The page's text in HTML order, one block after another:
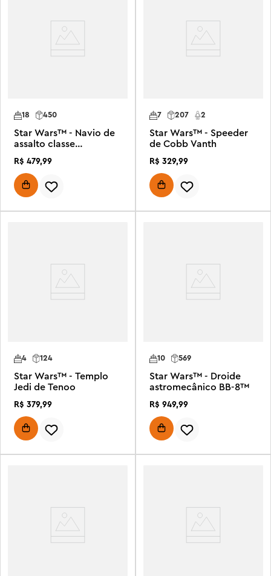
450
18
Star Wars™ - Navio de
assalto classe
R$ 479,99
207
7 2
Star Wars™ - Speeder
de Cobb Vanth
R$ 329,99
4 124
Star Wars™ - Templo
Jedi de Tenoo
R$ 379,99
10 569
Star Wars™ - Droide
astromecânico BB-8™
R$ 949,99